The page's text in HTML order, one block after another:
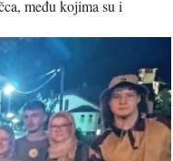
među kojima su i